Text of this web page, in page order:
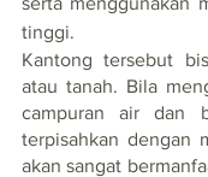
tinggi.
Kantong tersebut
atau tanah. Bila
campuran air dan
terpisahkan dengan
akan sangat